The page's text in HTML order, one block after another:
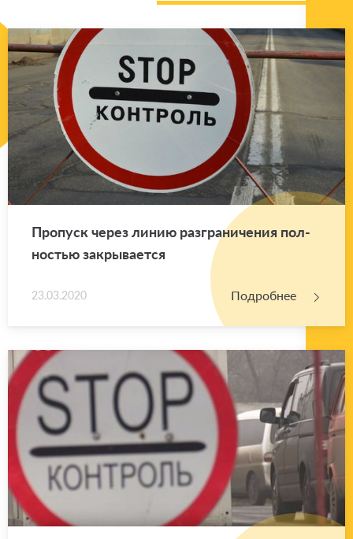
Про­пуск через линию раз­гра­ни­че­ния пол­
но­стью за­кры­ва­ет­ся
23.03.2020 Подробнее